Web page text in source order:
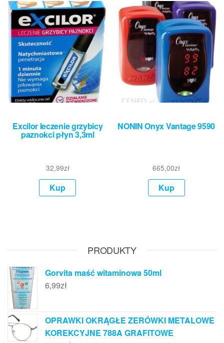
Excilor leczenie grzybicy
paznokci płyn 3,3ml
32,99zł
Kup
NONIN Onyx Vantage 9590
665,00zł
Kup
PRODUKTY
Gorvita maść witaminowa 50ml
6,99zł
OPRAWKI OKRĄGŁE ZERÓWKI METALOWE
KOREKCYJNE 788A GRAFITOWE